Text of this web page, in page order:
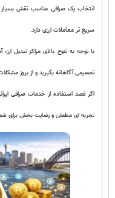
انتخاب یک صرافی مناسب نقش بسیار
سریع تر معاملات ارزی دارد.
با توجه به تنوع بالای مراکز تبدیل
تصمیمی آگاهانه بگیرید و از بروز
اگر قصد استفاده از خدمات صرافی
تجربه ای مطمئن و رضایت بخش برای